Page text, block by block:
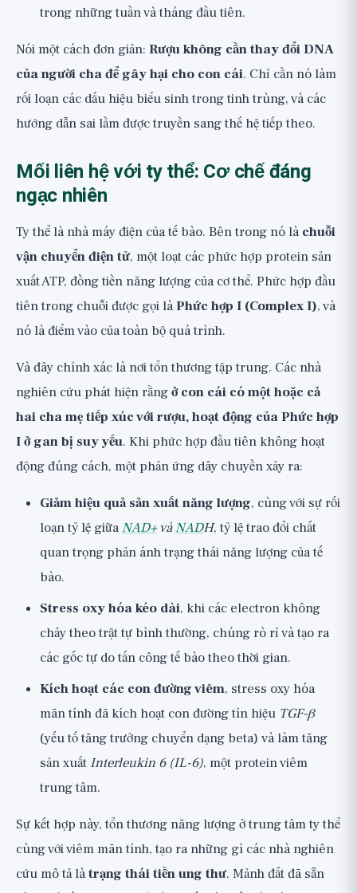
trong những tuần và tháng đầu tiên.
Nói một cách đơn giản: Rượu không cần thay đổi DNA
của người cha để gây hại cho con cái. Chỉ cần nó làm
rối loạn các dấu hiệu biểu sinh trong tinh trùng, và các
hướng dẫn sai lầm được truyền sang thế hệ tiếp theo.
Mối liên hệ với ty thể: Cơ chế đáng
ngạc nhiên
Ty thể là nhà máy điện của tế bào. Bên trong nó là chuỗi
vận chuyển điện tử, một loạt các phức hợp protein sản
xuất ATP, đồng tiền năng lượng của cơ thể. Phức hợp đầu
tiên trong chuỗi được gọi làPhức hợp I (Complex I), và
nó là điểm vào của toàn bộ quá trình.
Và đây chính xác là nơi tổn thương tập trung. Các nhà
nghiên cứu phát hiện rằngở con cái có một hoặc cả
hai cha mẹ tiếp xúc với rượu, hoạt động của Phức hợp
I ở gan bị suy yếu. Khi phức hợp đầu tiên không hoạt
động đúng cách, một phản ứng dây chuyền xảy ra:
Giảm hiệu quả sản xuất năng lượng, cùng với sự rối
loạn tỷ lệ giữaNAD+vàNADH, tỷ lệ trao đổi chất
quan trọng phản ánh trạng thái năng lượng của tế
bào.
Stress oxy hóa kéo dài, khi các electron không
chảy theo trật tự bình thường, chúng rò rỉ và tạo ra
các gốc tự do tấn công tế bào theo thời gian.
Kích hoạt các con đường viêm, stress oxy hóa
mãn tính đã kích hoạt con đường tín hiệu TGF-β
(yếu tố tăng trưởng chuyển dạng beta) và làm tăng
sản xuất Interleukin 6 (IL-6), một protein viêm
trung tâm.
Sự kết hợp này, tổn thương năng lượng ở trung tâm ty thể
cùng với viêm mãn tính, tạo ra những gì các nhà nghiên
cứu mô tả làtrạng thái tiền ung thư. Mảnh đất đã sẵn